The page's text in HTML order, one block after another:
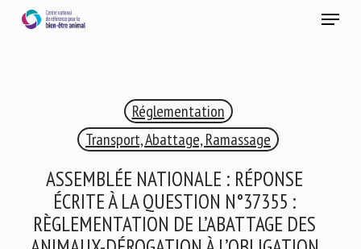
Menu
Réglementation
Transport, Abattage, Ramassage
ASSEMBLÉE NATIONALE : RÉPONSE
ÉCRITE À LA QUESTION N°37355 :
RÈGLEMENTATION DE L’ABATTAGE DES
RECEVEZ CHAQUE MOIS GRATUITEMENT
LES DERNIÈRES ACTUALITÉS SUR LE BIEN-ÊTRE
ANIMAL
Select language